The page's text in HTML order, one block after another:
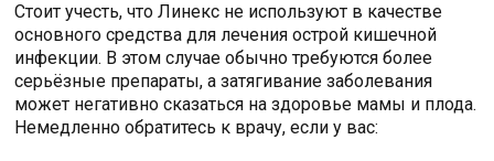
Стоит учесть, что Линекс не используют в качестве
основного средства для лечения острой кишечной
инфекции. В этом случае обычно требуются более
серьёзные препараты, а затягивание заболевания
может негативно сказаться на здоровье мамы и плода.
Немедленно обратитесь к врачу, если у вас: